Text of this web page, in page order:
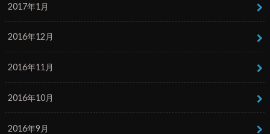
2017年1月
2016年12月
2016年11月
2016年10月
2016年9月